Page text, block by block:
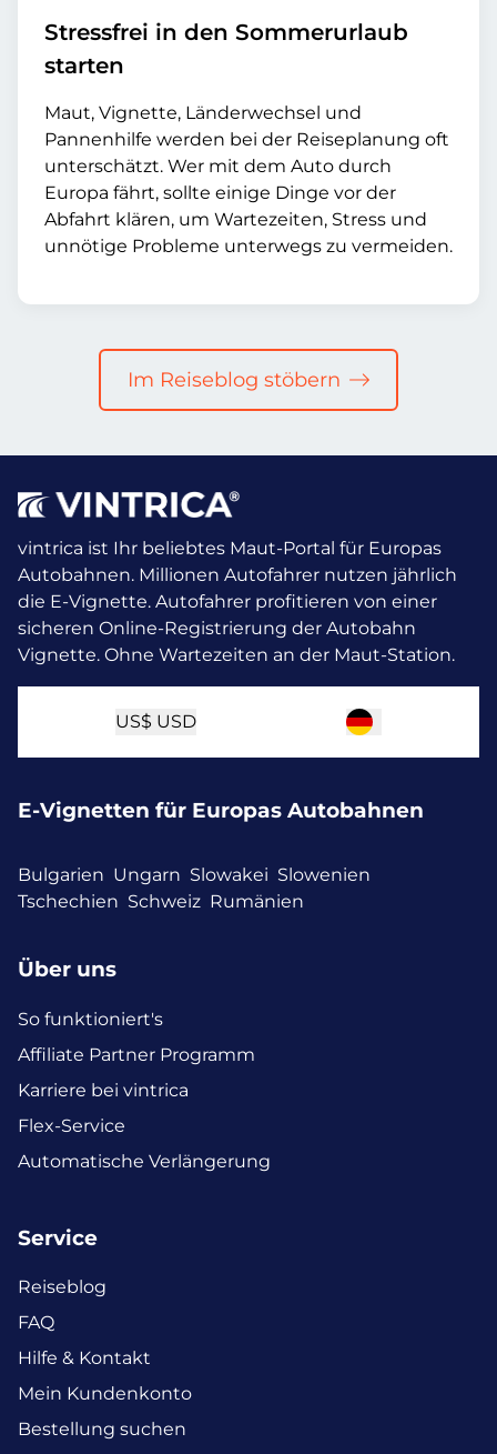
Stressfrei in den Sommerurlaub
starten
Maut, Vignette, Länderwechsel und
Pannenhilfe werden bei der Reiseplanung oft
unterschätzt. Wer mit dem Auto durch
Europa fährt, sollte einige Dinge vor der
Abfahrt klären, um Wartezeiten, Stress und
unnötige Probleme unterwegs zu vermeiden.
Im Reiseblog stöbern
vintrica ist Ihr beliebtes Maut-Portal für Europas
Autobahnen. Millionen Autofahrer nutzen jährlich
die E-Vignette. Autofahrer profitieren von einer
sicheren Online-Registrierung der Autobahn
Vignette. Ohne Wartezeiten an der Maut-Station.
US$ USD
E-Vignetten für Europas Autobahnen
Bulgarien Ungarn Slowakei Slowenien
Tschechien Schweiz Rumänien
Über uns
So funktioniert's
Affiliate Partner Programm
Karriere bei vintrica
Flex-Service
Automatische Verlängerung
Service
Reiseblog
FAQ
Hilfe & Kontakt
Mein Kundenkonto
Bestellung suchen